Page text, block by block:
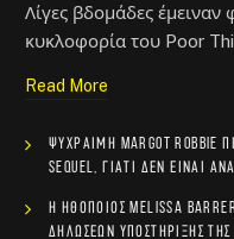
Λίγες βδομάδες έμειναν
κυκλοφορία του Poor
Read More
Ψύχραιμη Margot Robbie
sequel, γιατί δεν είναι
Η ηθοποιός Melissa
δηλώσεων υποστήριξης της